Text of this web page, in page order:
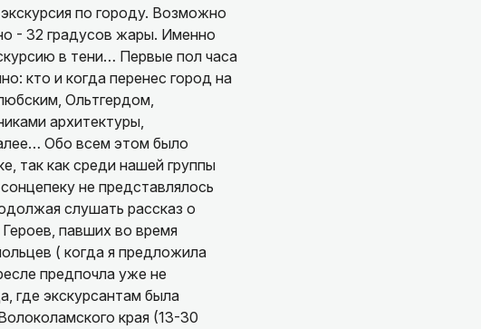
а настоящее путешествие во
— и надеемся снова попасть
живую историю России.
по городу. Возможно
- 32 градусов жары. Именно
в тени… Первые пол часа
кто и когда перенес город на
Ольтгердом,
архитектуры,
Обо всем этом было
так как среди нашей группы
не представлялось
слушать рассказ о
павших во время
( когда я предложила
предпочла уже не
где экскурсантам была
края (13-30